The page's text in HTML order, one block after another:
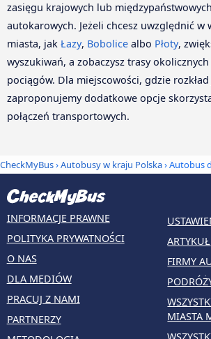
zasięgu krajowych lub
autokarowych. Jeżeli chcesz uwzględnić w
miasta, jak Łazy, Bobolice albo Płoty,
wyszukiwań, a zobaczysz trasy
pociągów. Dla miejscowości, gdzie
zaproponujemy dodatkowe opcje
połączeń transportowych.
CheckMyBus›Autobusy w kraju Polska› Autobus
INFORMACJE PRAWNE
POLITYKA PRYWATNOŚCI
O NAS
DLA MEDIÓW
PRACUJ Z NAMI
PARTNERZY
ARTYKUŁ
FIRMY
MIASTA